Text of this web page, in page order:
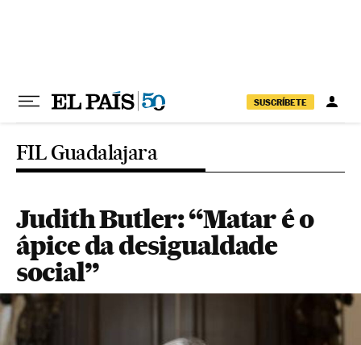
SUSCRÍBETE
FIL Guadalajara
Judith Butler: “Matar é o
ápice da desigualdade
social”